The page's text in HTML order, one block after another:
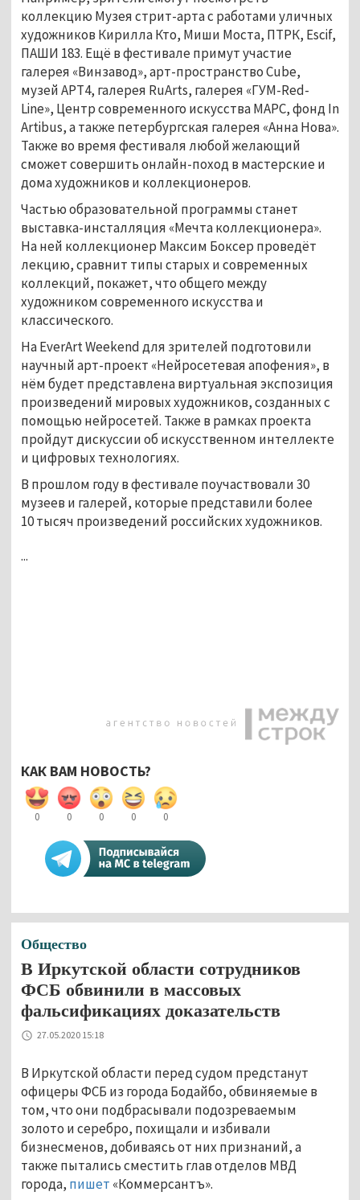
коллекцию Музея стрит-арта с работами уличных
художников Кирилла Кто, Миши Моста, ПТРК, Escif,
ПАШИ 183. Ещё в фестивале примут участие
галерея «Винзавод», арт-пространство Cube,
музей АРТ4, галерея RuArts, галерея «ГУМ-Red-
Line», Центр современного искусства МАРС, фонд In
Artibus, а также петербургская галерея «Анна Нова».
Также во время фестиваля любой желающий
сможет совершить онлайн-поход в мастерские и
дома художников и коллекционеров.
Частью образовательной программы станет
выставка-инсталляция «Мечта коллекционера».
На ней коллекционер Максим Боксер проведёт
лекцию, сравнит типы старых и современных
коллекций, покажет, что общего между
художником современного искусства и
классического.
На EverArt Weekend для зрителей подготовили
научный арт-проект «Нейросетевая апофения», в
нём будет представлена виртуальная экспозиция
произведений мировых художников, созданных с
помощью нейросетей. Также в рамках проекта
пройдут дискуссии об искусственном интеллекте
и цифровых технологиях.
В прошлом году в фестивале поучаствовали 30
музеев и галерей, которые представили более
10 тысяч произведений российских художников.
...
КАК ВАМ НОВОСТЬ?
0 0 0 0 0
Общество
В Иркутской области сотрудников
ФСБ обвинили в массовых
фальсификациях доказательств
27.05.2020 15:18
В Иркутской области перед судом предстанут
офицеры ФСБ из города Бодайбо, обвиняемые в
том, что они подбрасывали подозреваемым
золото и серебро, похищали и избивали
бизнесменов, добиваясь от них признаний, а
также пытались сместить глав отделов МВД
города, пишет «Коммерсантъ».